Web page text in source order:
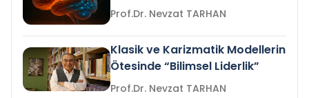
Prof.Dr. Nevzat TARHAN
Klasik ve Karizmatik Modellerin
Ötesinde “Bilimsel Liderlik”
Prof.Dr. Nevzat TARHAN